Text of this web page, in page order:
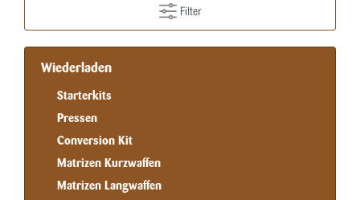
Filter
Wiederladen
Starterkits
Pressen
Conversion Kit
Matrizen Kurzwaffen
Matrizen Langwaffen